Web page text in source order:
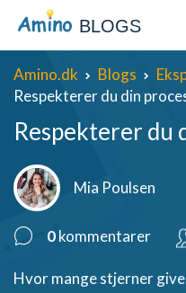
BLOGS
Amino.dk Blogs
Respekterer du din
Respekterer du
Mia Poulsen
0kommentarer
Hvor mange stjerner